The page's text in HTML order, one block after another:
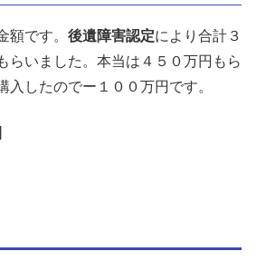
額です。 後遺障害認定により合計３
らいました。本当は４５０万円もら
入したのでー１００万円です。